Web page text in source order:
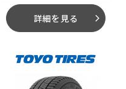
詳細を見る arrow_forward_ios